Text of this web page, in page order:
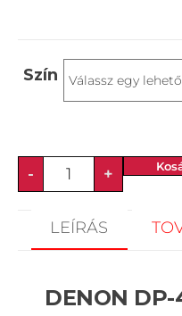
Szín
- +
LEÍRÁS
DENON